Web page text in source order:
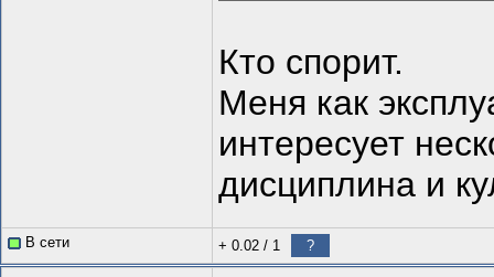
Кто спорит.
Меня как
интересует
дисциплина и
В сети + 0.02 / 1 ?